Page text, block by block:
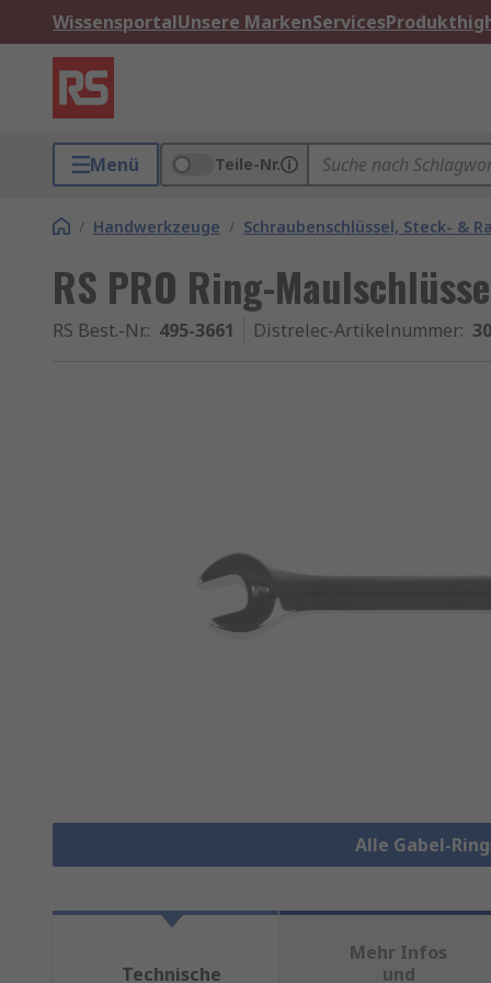
WissensportalUnsere MarkenServices
Menü Teile-Nr.
/ Handwerkzeuge / Schraubenschlüssel, Steck- &
RS PRO Ring-
RS Best.-Nr.: 495-3661 Distrelec-Artikelnummer:
Alle Gabel-
Technische
Mehr Infos
und